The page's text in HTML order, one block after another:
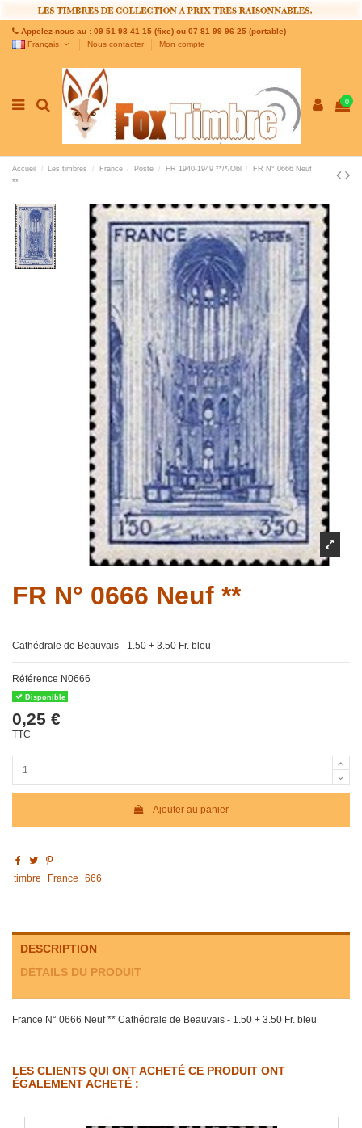
Appelez-nous au : 09 51 98 41 15 (fixe) ou 07 81 99 96 25 (portable)
Français
Nous contacter Mon compte
0
Accueil Les timbres France Poste FR 1940-1949 **/*/Obl
FR N° 0666 Neuf
**
FR N° 0666 Neuf **
Cathédrale de Beauvais - 1.50 + 3.50 Fr. bleu
Référence N0666
Disponible
0,25 €
TTC
Ajouter au panier
timbre France 666
DESCRIPTION
DÉTAILS DU PRODUIT
France N° 0666 Neuf ** Cathédrale de Beauvais - 1.50 + 3.50 Fr. bleu
LES CLIENTS QUI ONT ACHETÉ CE PRODUIT ONT
ÉGALEMENT ACHETÉ :